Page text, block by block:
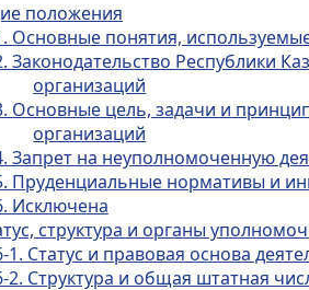
положения
Основные понятия,
Законодательство Республики
организаций
Основные цель, задачи и
организаций
Запрет на неуполномоченную
Пруденциальные нормативы и
Исключена
структура и органы
1. Статус и правовая основа
2. Структура и общая штатная